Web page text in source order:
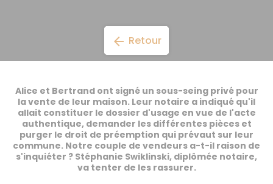
arrow_back Retour
Alice et Bertrand ont signé un sous-seing privé pour
la vente de leur maison. Leur notaire a indiqué qu'il
allait constituer le dossier d'usage en vue de l'acte
authentique, demander les différentes pièces et
purger le droit de préemption qui prévaut sur leur
commune. Notre couple de vendeurs a-t-il raison de
s'inquiéter ? Stéphanie Swiklinski, diplômée notaire,
va tenter de les rassurer.